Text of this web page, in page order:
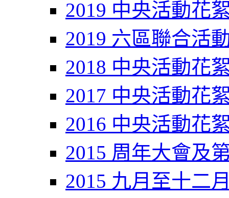
2019 中央活動花
2019 六區聯合活
2018 中央活動花
2017 中央活動花
2016 中央活動花
2015 周年大會及
2015 九月至十二